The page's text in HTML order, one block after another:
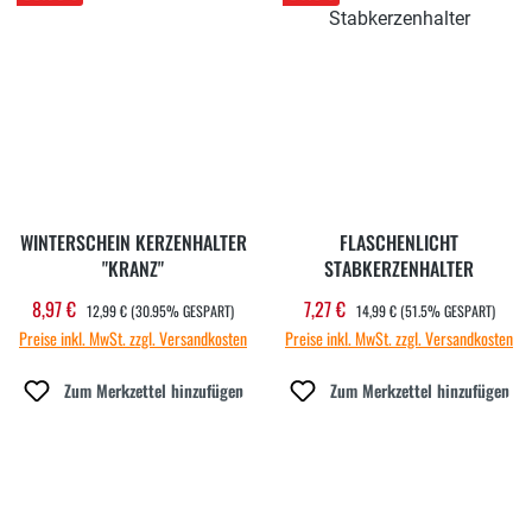
WINTERSCHEIN KERZENHALTER
"KRANZ"
Verkaufspreis:
8,97 € REGULÄRER PREIS:
12,99 €(30.95% GESPART)
Preise inkl. MwSt. zzgl. Versandkosten
Zum Merkzettel hinzufügen
FLASCHENLICHT
STABKERZENHALTER
Verkaufspreis:
7,27 € REGULÄRER PREIS:
14,99 € (51.5% GESPART)
Preise inkl. MwSt. zzgl. Versandkosten
Zum Merkzettel hinzufügen